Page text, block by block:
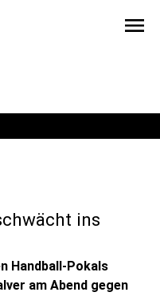
menu
ins
Handball-Pokals
am Abend gegen